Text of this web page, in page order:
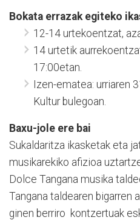
Bokata errazak egiteko
12-14 urtekoentzat,
14 urtetik
17:00etan.
Izen-ematea: urriaren
Kultur bulegoan.
Baxu-jole ere bai
Sukaldaritza ikasketak eta
musikarekiko afizioa
Dolce Tangana musika
Tangana taldearen bigarren
ginen berriro kontzertuak